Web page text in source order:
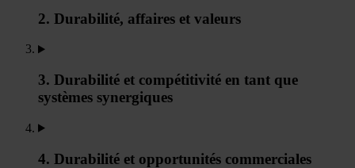
2. Durabilité, affaires et valeurs
3. Durabilité et compétitivité en tant que
systèmes synergiques
4. Durabilité et opportunités commerciales